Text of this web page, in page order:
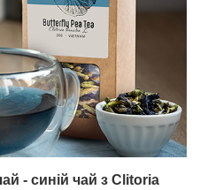
- синій чай з Clitoria